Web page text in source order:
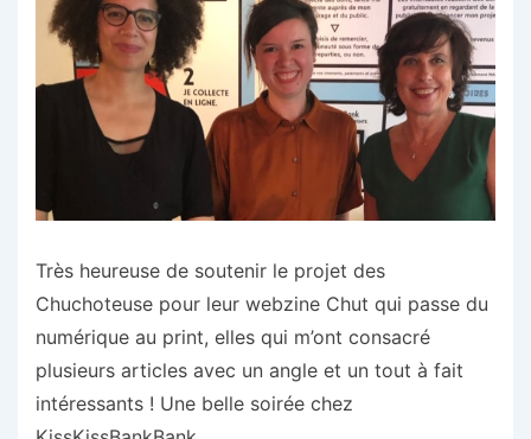
Très heureuse de soutenir le projet des
Chuchoteuse pour leur webzine Chut qui passe du
numérique au print, elles qui m’ont consacré
plusieurs articles avec un angle et un tout à fait
intéressants ! Une belle soirée chez